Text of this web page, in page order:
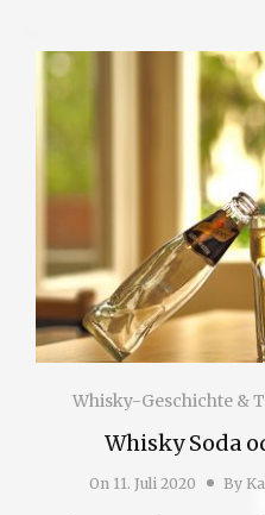
Whisky-Geschichte &
Whisky Soda
On 11. Juli 2020 By